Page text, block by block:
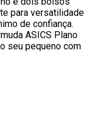
para versatilidade
de confiança.
ASICS Plano
seu pequeno com